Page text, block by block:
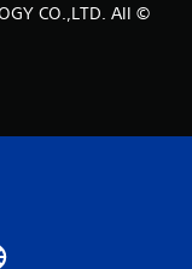
CO.,LTD. All